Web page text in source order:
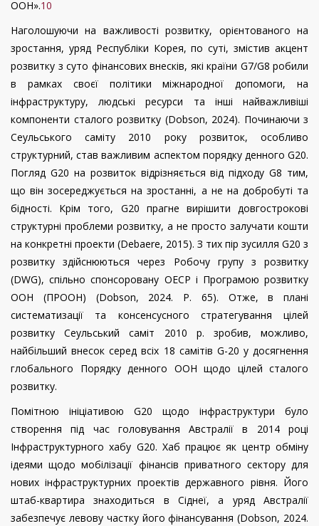
ООН».10
Наголошуючи на важливості розвитку, орієнтованого на
зростання, уряд Республіки Корея, по суті, змістив акцент
розвитку з суто фінансових внесків, які країни G7/G8 робили
в рамках своєї політики міжнародної допомоги, на
інфраструктуру, людські ресурси та інші найважливіші
компоненти сталого розвитку (Dobson, 2024). Починаючи з
Сеульського саміту 2010 року розвиток, особливо
структурний, став важливим аспектом порядку денного G20.
Погляд G20 на розвиток відрізняється від підходу G8 тим,
що він зосереджується на зростанні, а не на добробуті та
бідності. Крім того, G20 прагне вирішити довгострокові
структурні проблеми розвитку, а не просто залучати кошти
на конкретні проекти (Debaere, 2015). З тих пір зусилля G20 з
розвитку здійснюються через Робочу групу з розвитку
(DWG), спільно спонсоровану ОЕСР і Програмою розвитку
ООН (ПРООН) (Dobson, 2024. P.
65). Отже, в плані
систематизації та консенсусного стратегування цілей
розвитку Сеульський саміт 2010 р. зробив, можливо,
найбільший внесок серед всіх 18 самітів G-20 у досягнення
глобального Порядку денного ООН щодо цілей сталого
розвитку.
Помітною ініціативою G20 щодо інфраструктури було
створення під час головування Австралії в 2014 році
Інфраструктурного хабу G20. Хаб працює як центр обміну
ідеями щодо мобілізації фінансів приватного сектору для
нових інфраструктурних проектів державного рівня. Його
штаб-квартира знаходиться в Сіднеї, а уряд Австралії
забезпечує левову частку його фінансування (Dobson, 2024.